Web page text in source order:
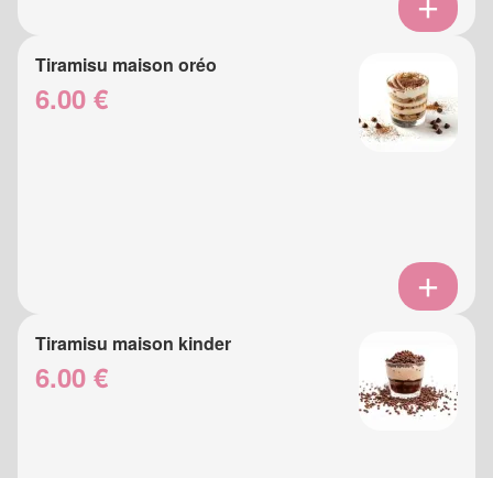
Tiramisu maison oréo
6.00 €
Tiramisu maison kinder
6.00 €